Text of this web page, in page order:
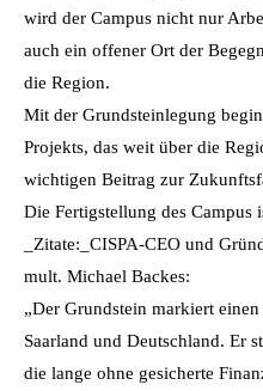
wird der Campus nicht nur
auch ein offener Ort der
die Region.
Mit der Grundsteinlegung
Projekts, das weit über die
wichtigen Beitrag zur
Die Fertigstellung des Campus
_Zitate:_CISPA-CEO und
mult. Michael Backes:
„Der Grundstein markiert
Saarland und Deutschland. Er
die lange ohne gesicherte